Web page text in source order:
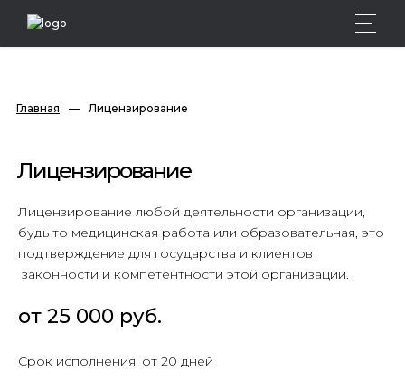
Главная — Лицензирование
Лицензирование
Лицензирование любой деятельности организации,
будь то медицинская работа или образовательная, это
подтверждение для государства и клиентов
законности и компетентности этой организации.
от 25 000 руб.
Срок исполнения: от 20 дней